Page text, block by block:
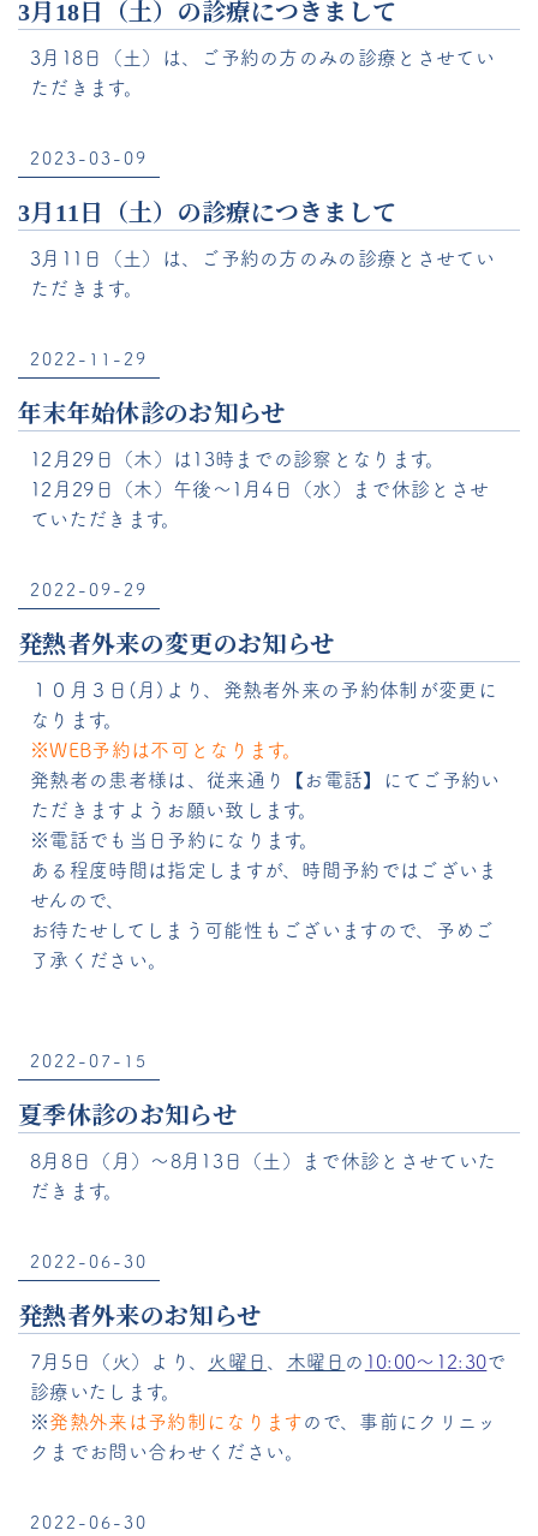
3月18日（土）の診療につきまして
3月18日（土）は、ご予約の方のみの診療とさせてい
ただきます。
2023-03-09
3月11日（土）の診療につきまして
3月11日（土）は、ご予約の方のみの診療とさせてい
ただきます。
2022-11-29
年末年始休診のお知らせ
12月29日（木）は13時までの診察となります。
12月29日（木）午後～1月4日（水）まで休診とさせ
ていただきます。
2022-09-29
発熱者外来の変更のお知らせ
１０月３日(月)より、発熱者外来の予約体制が変更に
なります。
※WEB予約は不可となります。
発熱者の患者様は、従来通り【お電話】にてご予約い
ただきますようお願い致します。
※電話でも当日予約になります。
ある程度時間は指定しますが、時間予約ではございま
せんので、
お待たせしてしまう可能性もございますので、予めご
了承ください。
2022-07-15
夏季休診のお知らせ
8月8日（月）～8月13日（土）まで休診とさせていた
だきます。
2022-06-30
発熱者外来のお知らせ
7月5日（火）より、 火曜日、 木曜日 の 10:00～12:30で
診療いたします。
※発熱外来は予約制 になりますので、事前にクリニッ
クまでお問い合わせください。
2022-06-30